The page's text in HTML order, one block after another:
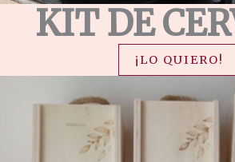
KIT DE
¡LO QUIERO!